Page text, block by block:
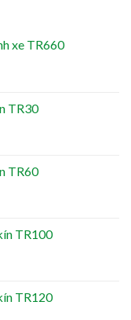
xe TR660
TR30
TR60
TR100
TR120